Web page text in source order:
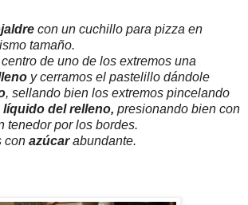
con un cuchillo para pizza en
tamaño.
de uno de los extremos una
y cerramos el pastelillo dándole
, sellando bien los extremos pincelando
líquido del relleno, presionando bien con
tenedor por los bordes.
con azúcarabundante.